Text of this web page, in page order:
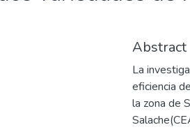
Abstract
La
eficiencia
la zona de